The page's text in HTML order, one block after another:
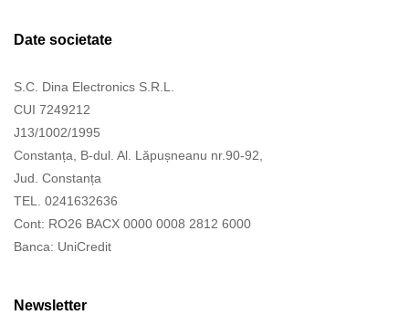
Date societate
S.C. Dina Electronics S.R.L.
CUI 7249212
J13/1002/1995
Constanța, B-dul. Al. Lăpușneanu nr.90-92,
Jud. Constanța
TEL. 0241632636
Cont: RO26 BACX 0000 0008 2812 6000
Banca: UniCredit
Newsletter